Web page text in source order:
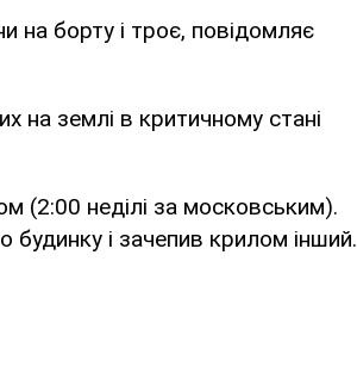
на борту і троє, повідомляє
на землі в критичному стані
(2:00 неділі за московським).
і зачепив крилом інший.